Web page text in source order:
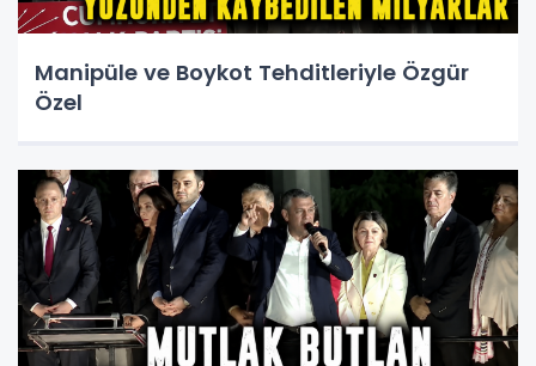
Manipüle ve Boykot Tehditleriyle Özgür
Özel